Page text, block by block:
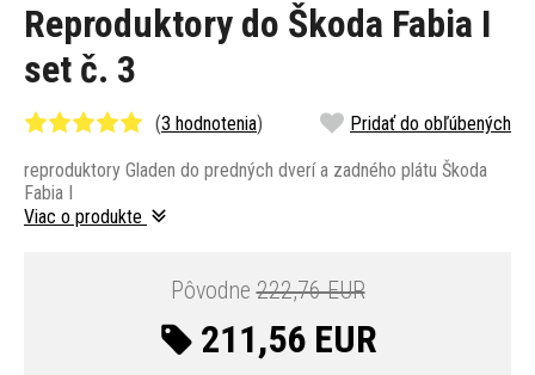
Reproduktory do Škoda Fabia I
set č. 3
(3 hodnotenia) Pridať do obľúbených
reproduktory Gladen do predných dverí a zadného plátu Škoda
Fabia I
Viac o produkte
Pôvodne222,76 EUR
211,56 EUR